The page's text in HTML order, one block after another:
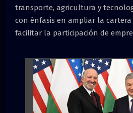
transporte, agricultura y
con énfasis en ampliar la cartera
facilitar la participación de